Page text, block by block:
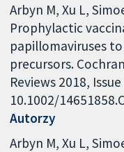
Arbyn M, Xu L,
Prophylactic
papillomaviruses
precursors.
Reviews 2018,
10.1002/
Autorzy
Arbyn M Xu L